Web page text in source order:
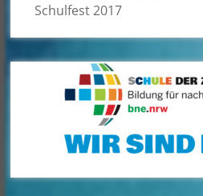
Schulfest 2017